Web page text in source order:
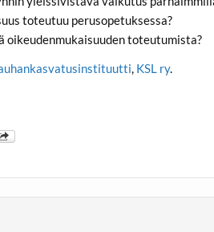
toteutuu perusopetuksessa?
oikeudenmukaisuuden toteutumista?
, KSL ry.